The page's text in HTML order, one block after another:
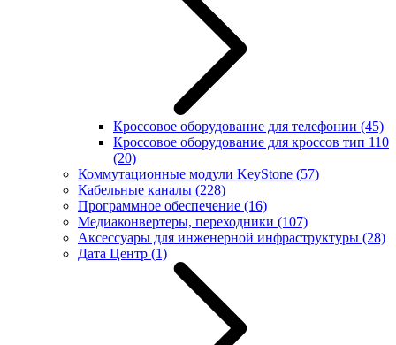
Кроссовое оборудование для телефонии (45)
Кроссовое оборудование для кроссов тип 110
(20)
Коммутационные модули KeyStone (57)
Кабельные каналы (228)
Программное обеспечение (16)
Медиаконвертеры, переходники (107)
Аксессуары для инженерной инфраструктуры (28)
Дата Центр (1)